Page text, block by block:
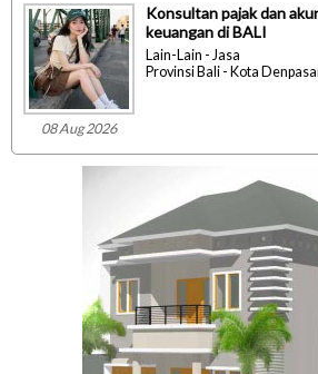
08 Aug 2026
Konsultan pajak dan
keuangan di BALI
Lain-Lain - Jasa
Provinsi Bali - Kota